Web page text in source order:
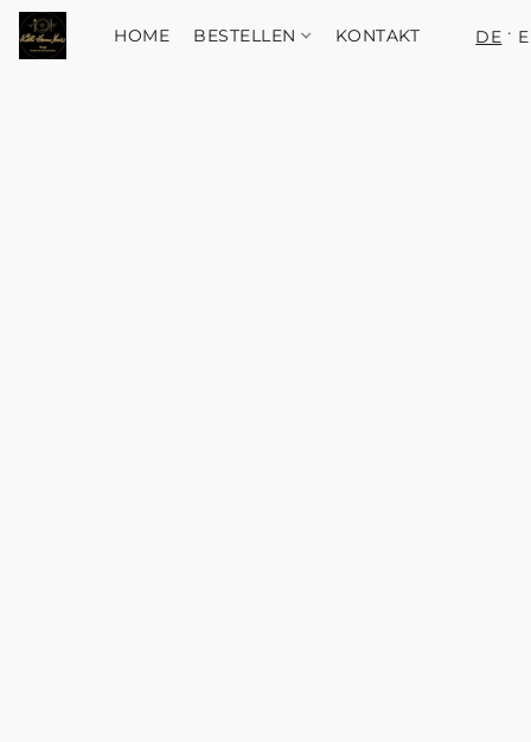
HOME BESTELLEN KONTAKT DE